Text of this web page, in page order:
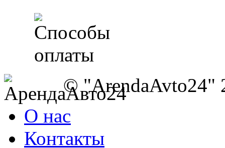
© "ArendaAvto24"
О нас
Контакты